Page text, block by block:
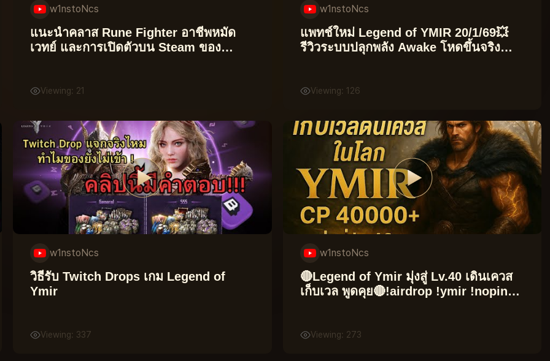
w1nstoNcs
แนะนำคลาส Rune Fighter อาชีพหมัด
เวทย์ และการเปิดตัวบน Steam ของ
Viewing: 21
w1nstoNcs
แพทช์ใหม่ Legend of YMIR 20/1/69💥
รีวิวระบบปลุกพลัง Awake โหดขึ้นจริง
Viewing: 126
w1nstoNcs
วิธีรับ Twitch Drops เกม Legend of
Ymir
Viewing: 337
w1nstoNcs
🔴Legend of Ymir มุ่งสู่ Lv.40 เดินเควส
เก็บเวล พูดคุย🔴!airdrop !ymir !noping
Viewing: 273